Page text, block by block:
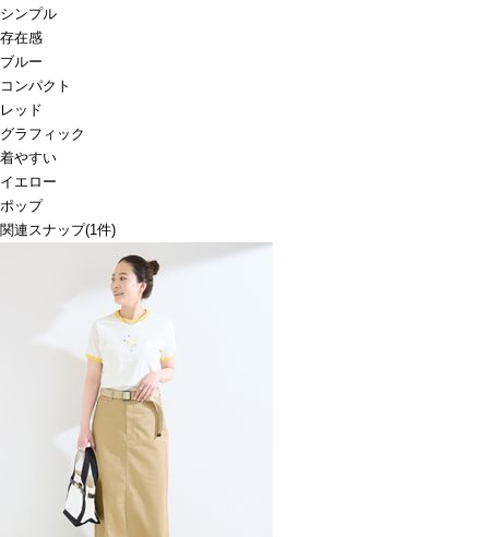
シンプル
存在感
ブルー
コンパクト
レッド
グラフィック
着やすい
イエロー
ポップ
関連スナップ(1件)